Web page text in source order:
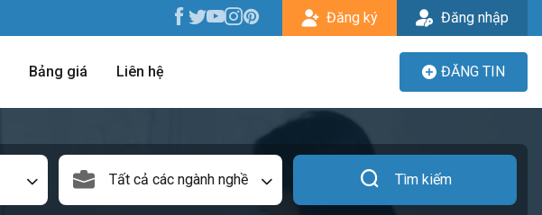
Đăng ký Đăng nhập
Bảng giá Liên hệ ĐĂNG TIN
Tất cả các ngành nghề Tìm kiếm